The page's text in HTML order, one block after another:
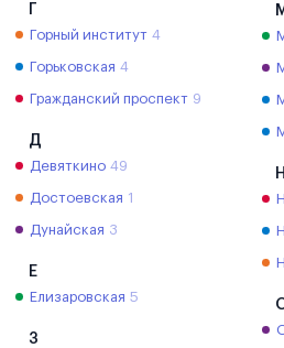
Г
Горный институт 4
Горьковская 4
Гражданский проспект 9
Д
Девяткино 49
Достоевская 1
Дунайская 3
Е
Елизаровская 5
З
Н